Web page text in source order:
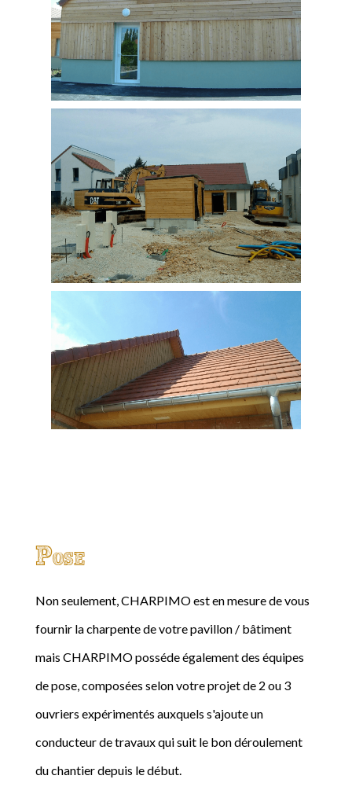
Pose
Non seulement, CHARPIMO est en mesure de vous
fournir la charpente de votre pavillon / bâtiment
mais CHARPIMO posséde également des équipes
de pose, composées selon votre projet de 2 ou 3
ouvriers expérimentés auxquels s'ajoute un
conducteur de travaux qui suit le bon déroulement
du chantier depuis le début.